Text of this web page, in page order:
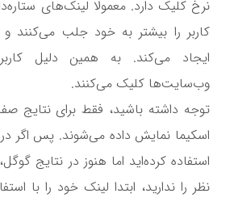
نرخ کلیک دارد. معمولا لینک‌های
کاربر را بیشتر به خود جلب می‌کنند
ایجاد می‌کند. به همین دلیل
وب‌سایت‌ها کلیک می‌کنند.
توجه داشته باشید، فقط برای نتایج
اسکیما نمایش داده می‌شوند. پس اگر
استفاده کرده‌اید اما هنوز در نتایج
نظر را ندارید، ابتدا لینک خود را با